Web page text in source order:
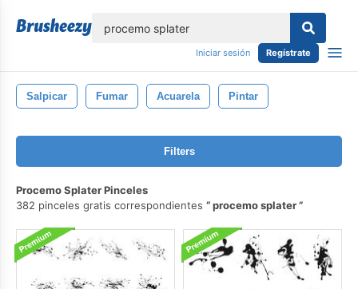
Iniciar sesión Regístrate
Salpicar Fumar Acuarela Pintar
Filters
Procemo Splater Pinceles
382 pinceles gratis correspondientes
procemo splater